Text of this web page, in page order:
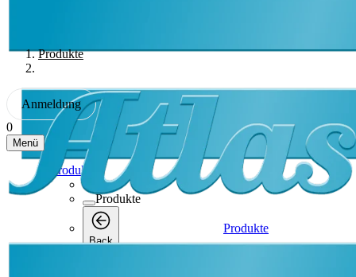
Produkte
Anmeldung
0
Menü
Produkte
Produkte
Back
Produkte